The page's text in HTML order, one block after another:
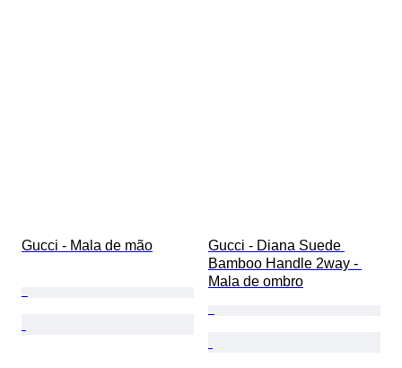
Gucci - Mala de mão
Gucci - Diana Suede
Bamboo Handle 2way -
Mala de ombro